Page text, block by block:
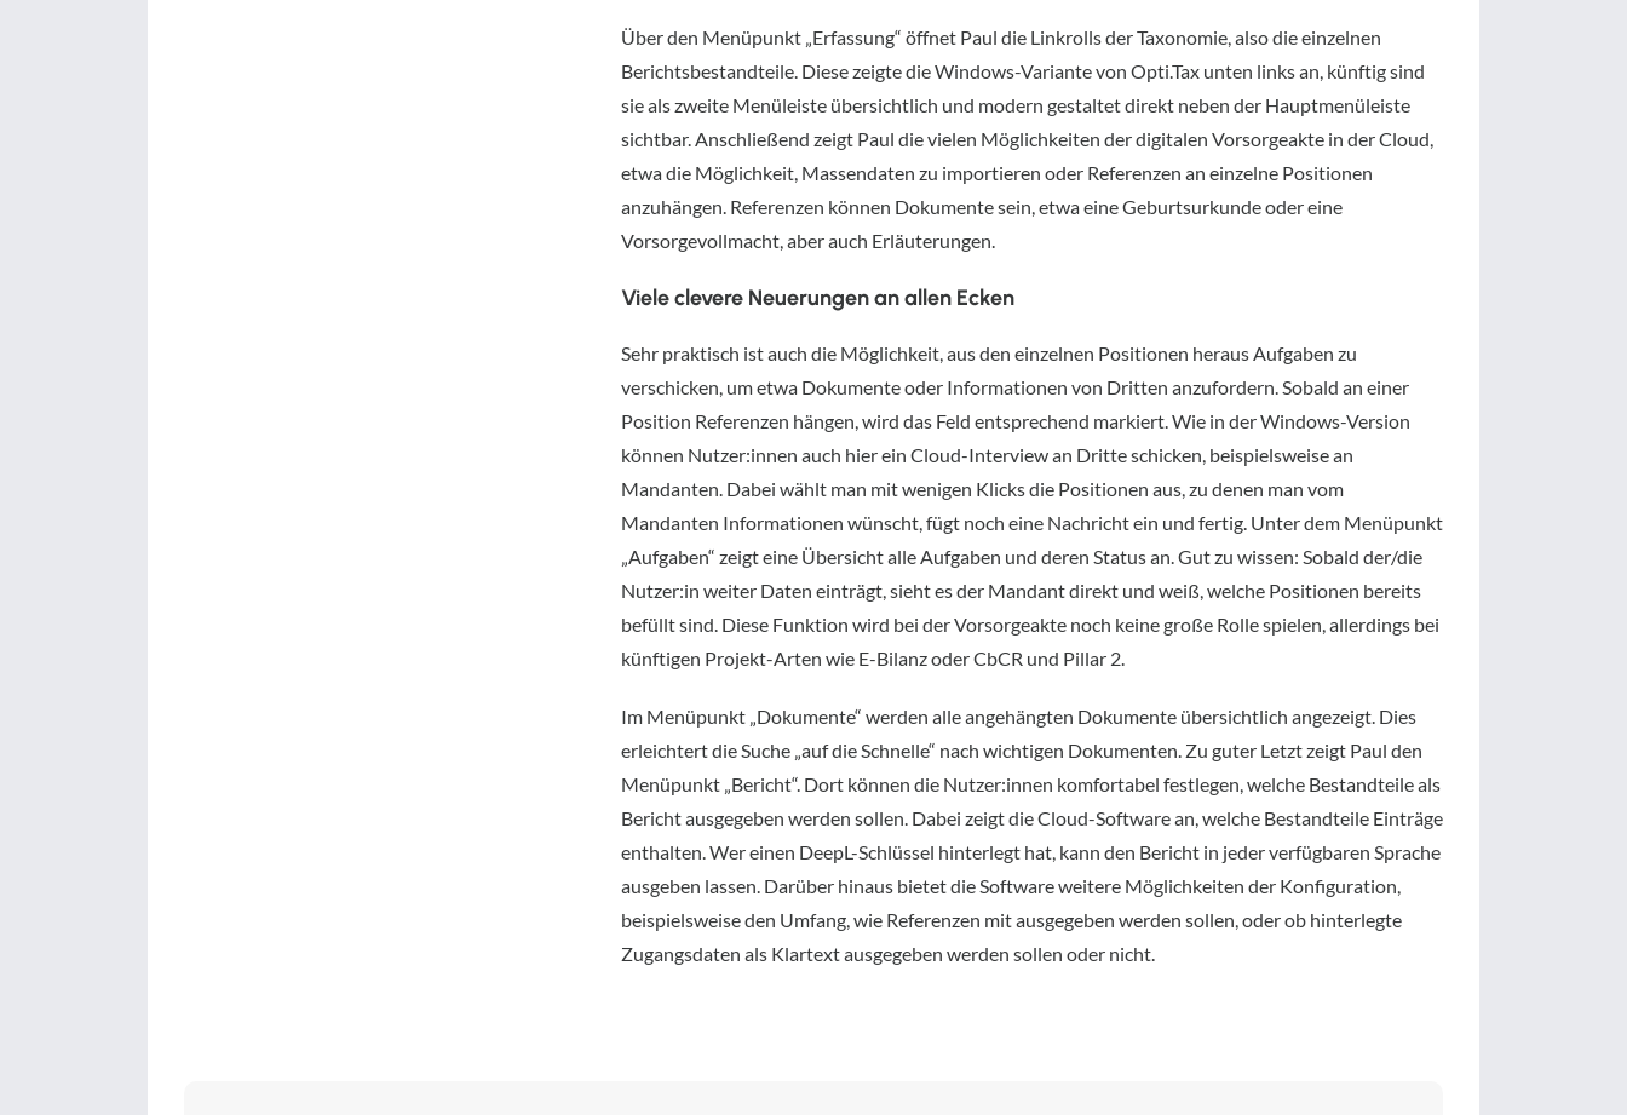
Über den Menüpunkt „Erfassung“ öffnet Paul die Linkrolls der Taxonomie, also die einzelnen
Berichtsbestandteile. Diese zeigte die Windows-Variante von Opti.Tax unten links an, künftig sind
sie als zweite Menüleiste übersichtlich und modern gestaltet direkt neben der Hauptmenüleiste
sichtbar. Anschließend zeigt Paul die vielen Möglichkeiten der digitalen Vorsorgeakte in der Cloud,
etwa die Möglichkeit, Massendaten zu importieren oder Referenzen an einzelne Positionen
anzuhängen. Referenzen können Dokumente sein, etwa eine Geburtsurkunde oder eine
Vorsorgevollmacht, aber auch Erläuterungen.
Viele clevere Neuerungen an allen Ecken
Sehr praktisch ist auch die Möglichkeit, aus den einzelnen Positionen heraus Aufgaben zu
verschicken, um etwa Dokumente oder Informationen von Dritten anzufordern. Sobald an einer
Position Referenzen hängen, wird das Feld entsprechend markiert. Wie in der Windows-Version
können Nutzer:innen auch hier ein Cloud-Interview an Dritte schicken, beispielsweise an
Mandanten. Dabei wählt man mit wenigen Klicks die Positionen aus, zu denen man vom
Mandanten Informationen wünscht, fügt noch eine Nachricht ein und fertig. Unter dem Menüpunkt
„Aufgaben“ zeigt eine Übersicht alle Aufgaben und deren Status an. Gut zu wissen: Sobald der/die
Nutzer:in weiter Daten einträgt, sieht es der Mandant direkt und weiß, welche Positionen bereits
befüllt sind. Diese Funktion wird bei der Vorsorgeakte noch keine große Rolle spielen, allerdings bei
künftigen Projekt-Arten wie E-Bilanz oder CbCR und Pillar 2.
Im Menüpunkt „Dokumente“ werden alle angehängten Dokumente übersichtlich angezeigt. Dies
erleichtert die Suche „auf die Schnelle“ nach wichtigen Dokumenten. Zu guter Letzt zeigt Paul den
Menüpunkt „Bericht“. Dort können die Nutzer:innen komfortabel festlegen, welche Bestandteile als
Bericht ausgegeben werden sollen. Dabei zeigt die Cloud-Software an, welche Bestandteile Einträge
enthalten. Wer einen DeepL-Schlüssel hinterlegt hat, kann den Bericht in jeder verfügbaren Sprache
ausgeben lassen. Darüber hinaus bietet die Software weitere Möglichkeiten der Konfiguration,
beispielsweise den Umfang, wie Referenzen mit ausgegeben werden sollen, oder ob hinterlegte
Zugangsdaten als Klartext ausgegeben werden sollen oder nicht.